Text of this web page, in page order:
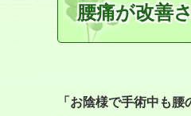
腰痛が改善
「お陰様で手術中も